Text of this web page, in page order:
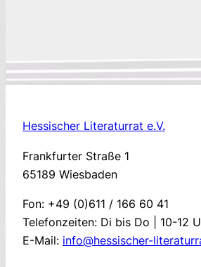
Hessischer Literaturrat e.V.
Frankfurter Straße 1
65189 Wiesbaden
Fon: +49 (0)611 / 166 60 41
Telefonzeiten: Di bis Do | 10-12
E-Mail: info@hessischer-